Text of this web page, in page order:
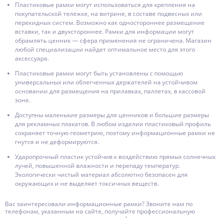
Пластиковые рамки могут использоваться для крепления на
покупательской тележке, на витрине, в составе подвесных или
перекидных систем. Возможно как одностороннее размещение
вставки, так и двухстороннее. Рамки для информации могут
обрамлять ценник — сфера применения не ограничена. Магазин
любой специализации найдет оптимальное место для этого
аксессуара.
Пластиковые рамки могут быть установлены с помощью
универсальных или облегченных держателей на устойчивом
основании для размещения на прилавках, паллетах, в кассовой
зоне.
Доступны маленькие размеры для ценников и большие размеры
для рекламных плакатов. В любом изделии пластиковый профиль
сохраняет точную геометрию, поэтому информационные рамки не
гнутся и не деформируются.
Ударопрочный пластик устойчив к воздействию прямых солнечных
лучей, повышенной влажности и перепаду температур.
Экологически чистый материал абсолютно безопасен для
окружающих и не выделяет токсичных веществ.
Вас заинтересовали информационные рамки? Звоните нам по
телефонам, указанным на сайте, получайте профессиональную